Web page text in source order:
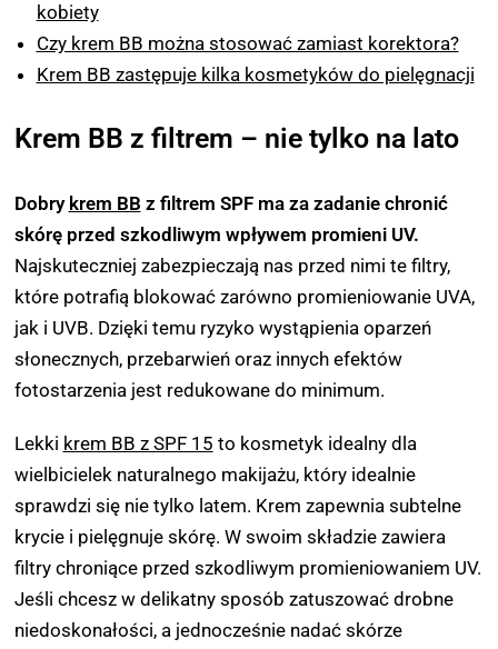
kobiety
Czy krem BB można stosować zamiast korektora?
Krem BB zastępuje kilka kosmetyków do pielęgnacji
Krem BB z filtrem – nie tylko na lato
Dobry krem BB z filtrem SPF ma za zadanie chronić
skórę przed szkodliwym wpływem promieni UV.
Najskuteczniej zabezpieczają nas przed nimi te filtry,
które potrafią blokować zarówno promieniowanie UVA,
jak i UVB. Dzięki temu ryzyko wystąpienia oparzeń
słonecznych, przebarwień oraz innych efektów
fotostarzenia jest redukowane do minimum.
Lekki krem BB z SPF 15 to kosmetyk idealny dla
wielbicielek naturalnego makijażu, który idealnie
sprawdzi się nie tylko latem. Krem zapewnia subtelne
krycie i pielęgnuje skórę. W swoim składzie zawiera
filtry chroniące przed szkodliwym promieniowaniem UV.
Jeśli chcesz w delikatny sposób zatuszować drobne
niedoskonałości, a jednocześnie nadać skórze